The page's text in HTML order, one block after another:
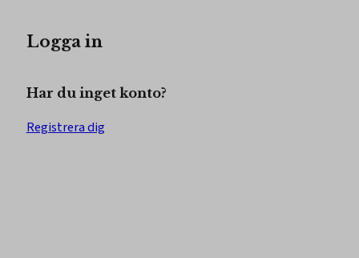
Logga in
Har du inget konto?
Registrera dig